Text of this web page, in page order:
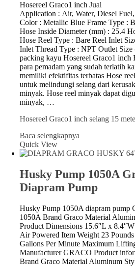
Hosereel Graco1 inch Jual
Application : Air, Water, Diesel
Color : Metallic Blue Frame Type :
Hose Inside Diameter (mm) : 25.4
Hose Reel Type : Bare Reel Inlet
Inlet Thread Type : NPT Outlet Size
packing kayu Hosereel Graco1 inch
para pemadam yang sudah terlatih
memiliki efektifitas terbatas Hose
untuk melindungi selang dari
minyak. Hose reel minyak dapat
minyak, …
Hosereel Graco1 inch selang 15
Baca selengkapnya
Quick View
Husky Pump 1050A
Diapram Pump
Husky Pump 1050A diapram pump
1050A Brand Graco Material
Product Dimensions 15.6″L x
Air Powered Item Weight 23
Gallons Per Minute Maximum
Manufacturer GRACO Product
Brand ‎Graco Material ‎Aluminum